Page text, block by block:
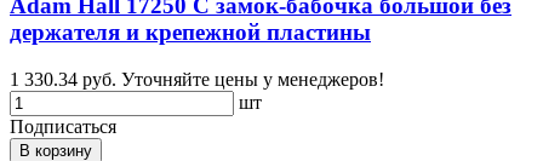
Adam Hall 17250 C замок-бабочка большой без
держателя и крепежной пластины
1 330.34 руб. Уточняйте цены у менеджеров!
шт
Подписаться
В корзину